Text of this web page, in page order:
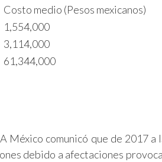
Costo medio (Pesos mexicanos)
1,554,000
3,114,000
61,344,000
México comunicó que de 2017
debido a afectaciones